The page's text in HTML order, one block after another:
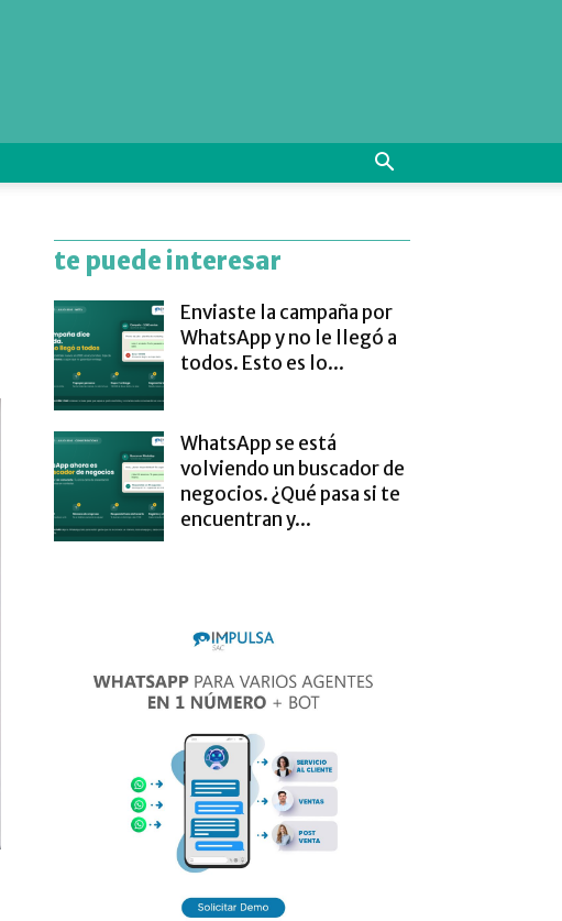
te puede interesar
Enviaste la campaña por
WhatsApp y no le llegó a
todos. Esto es lo...
WhatsApp se está
volviendo un buscador de
negocios. ¿Qué pasa si te
encuentran y...